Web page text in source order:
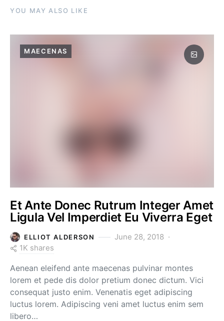
YOU MAY ALSO LIKE
MAECENAS
Et Ante Donec Rutrum Integer Amet
Ligula Vel Imperdiet Eu Viverra Eget
ELLIOT ALDERSON
June 28, 2018
1K shares
Aenean eleifend ante maecenas pulvinar montes
lorem et pede dis dolor pretium donec dictum. Vici
consequat justo enim. Venenatis eget adipiscing
luctus lorem. Adipiscing veni amet luctus enim sem
libero…